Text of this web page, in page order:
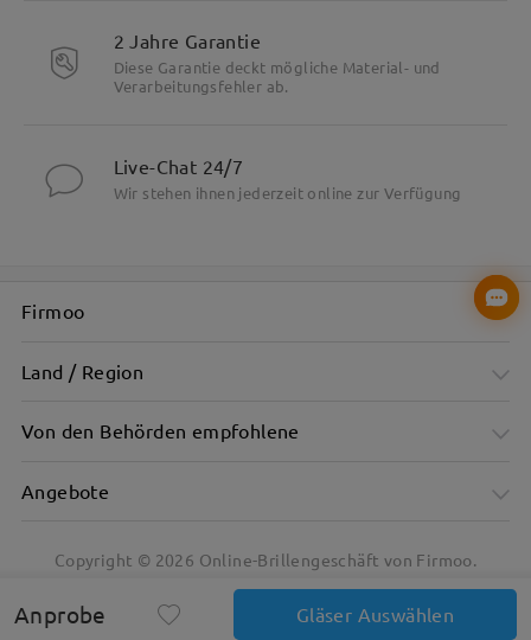
Anprobe Gläser Auswählen
2 Jahre Garantie
Diese Garantie deckt mögliche Material- und
Verarbeitungsfehler ab.
Live-Chat 24/7
Wir stehen ihnen jederzeit online zur Verfügung
Firmoo
Land / Region
Von den Behörden empfohlene
Angebote
Copyright © 2026 Online-Brillengeschäft von Firmoo.